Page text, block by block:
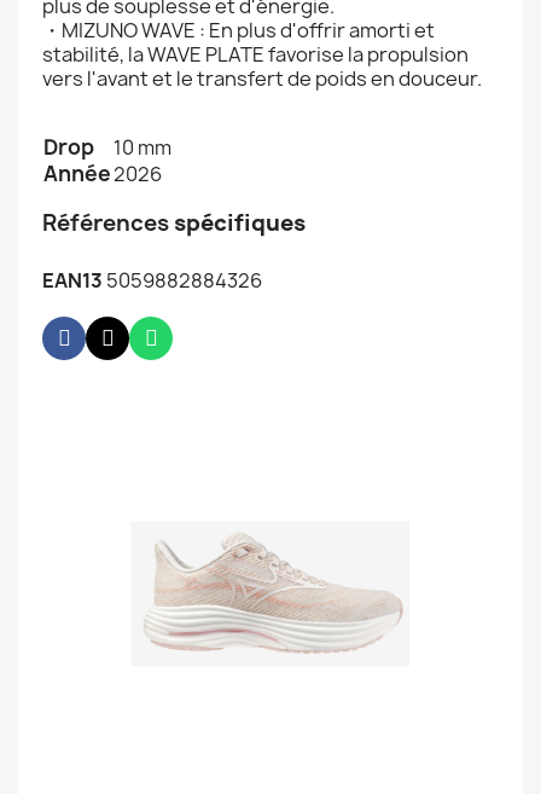
plus de souplesse et d'énergie.
・MIZUNO WAVE : En plus d'offrir amorti et
stabilité, la WAVE PLATE favorise la propulsion
vers l'avant et le transfert de poids en douceur.
Drop 10 mm
Année2026
Références spécifiques
EAN13 5059882884326